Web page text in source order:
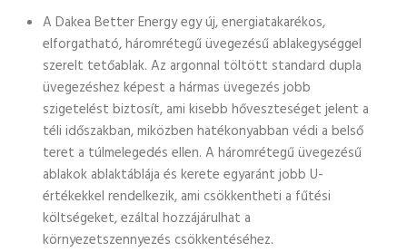
A Dakea Better Energy egy új, energiatakarékos,
elforgatható, háromrétegű üvegezésű ablakegységgel
szerelt tetőablak. Az argonnal töltött standard dupla
üvegezéshez képest a hármas üvegezés jobb
szigetelést biztosít, ami kisebb hőveszteséget jelent a
téli időszakban, miközben hatékonyabban védi a belső
teret a túlmelegedés ellen. A háromrétegű üvegezésű
ablakok ablaktáblája és kerete egyaránt jobb U-
értékekkel rendelkezik, ami csökkentheti a fűtési
költségeket, ezáltal hozzájárulhat a
környezetszennyezés csökkentéséhez.